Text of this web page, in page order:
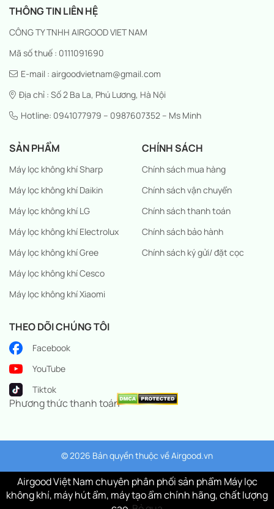
THÔNG TIN LIÊN HỆ
CÔNG TY TNHH AIRGOOD VIET NAM
Mã số thuế : 0111091690
E-mail : airgoodvietnam@gmail.com
Địa chỉ : Số 2 Ba La, Phú Lương, Hà Nội
Hotline: 0941077979 – 0987607352 – Ms Minh
SẢN PHẨM
Máy lọc không khí Sharp
Máy lọc không khí Daikin
Máy lọc không khí LG
Máy lọc không khí Electrolux
Máy lọc không khí Gree
Máy lọc không khí Cesco
Máy lọc không khí Xiaomi
CHÍNH SÁCH
Chính sách mua hàng
Chính sách vận chuyển
Chính sách thanh toán
Chính sách bảo hành
Chính sách ký gửi/ đặt cọc
THEO DÕI CHÚNG TÔI
Facebook
YouTube
Tiktok
Phương thức thanh toán
© 2026 Bản quyền thuộc vềAirgood.vn
Airgood Việt Nam chuyên phân phối sản phẩm Máy lọc
không khí, máy hút ẩm, máy tạo ẩm chính hãng, chất lượng